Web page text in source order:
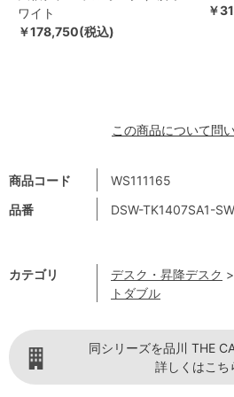
商品コード
WS111165
品番
DSW-TK1407SA1-
カテゴリ デスク・昇降デスク >
トダブル
ワイト
￥178,750(税込)
￥
この商品について問
同シリーズを品川 THE
詳しくはこち